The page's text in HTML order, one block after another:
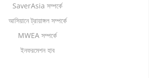
SaverAsia সম্পর্কে
আসিয়ানে ট্রায়াঙ্গল সম্পর্কে
MWEA সম্পর্কে
ইনফরমেশন হাব